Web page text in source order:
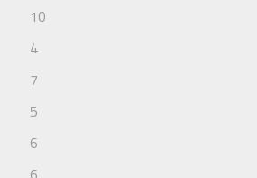
10
4
7
5
6